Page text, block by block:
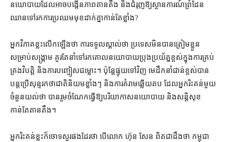
នយោបាយ​ដែល​អាច​បង្កើន​ភាព​តានតឹង និង​ជំរុញ​ឱ្យ​ស្ថានការណ៍​ព្រំដែន​
ឈាន​ទៅ​រក​ការ​ប្រឈមមុខ​ដាក់គ្នា​កាន់តែ​ខ្លាំង?
អ្នកវិភាគ​ខ្លះ​លើកឡើង​ថា ការ​ទទួលស្គាល់​ថា ប្រទេស​មិនបាន​ត្រៀមខ្លួន​
សម្រាប់​សង្គ្រាម គួរតែ​នាំទៅរក​គោលនយោបាយ​ប្រុងប្រយ័ត្ន​ខ្ពស់​ក្នុង​ការ​គ្រប់
គ្រង​វិបត្តិ និង​ការ​បញ្ចៀស​ជម្លោះ​។ ប៉ុន្តែ​ផ្ទុយទៅវិញ មេដឹកនាំ​ជាន់ខ្ពស់​បាន​
បន្ត​ប្រើ​សុន្ទរកថា​ជាតិនិយម​ខ្លាំងៗ និង​ការ​គំរាម​ឆ្លើយតប ដែល​អ្នក​រិះគន់​មួយ
ចំនួន​យល់ថា បាន​រួម​ចំណែក​ធ្វើ​ឱ្យ​បរិយាកាស​នយោបាយ និង​សន្តិសុខ​
កាន់តែ​តានតឹង​។​
អ្នក​រិះគន់​ខ្លះ​ក៏​ចោទសួរ​ផង​ដែរ​ថា បើ​លោក ហ៊ុន សែន ពិតជា​ដឹង​ថា កម្ពុជា​